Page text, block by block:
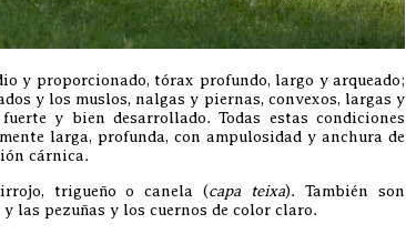
y proporcionado, tórax profundo, largo y arqueado;
y los muslos, nalgas y piernas, convexos, largas y
y bien desarrollado. Todas estas condiciones
larga, profunda, con ampulosidad y anchura de
cárnica.
trigueño o canela (capa teixa). También son
las pezuñas y los cuernos de color claro.